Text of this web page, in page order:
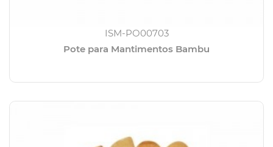
ISM-PO00703
Pote para Mantimentos Bambu